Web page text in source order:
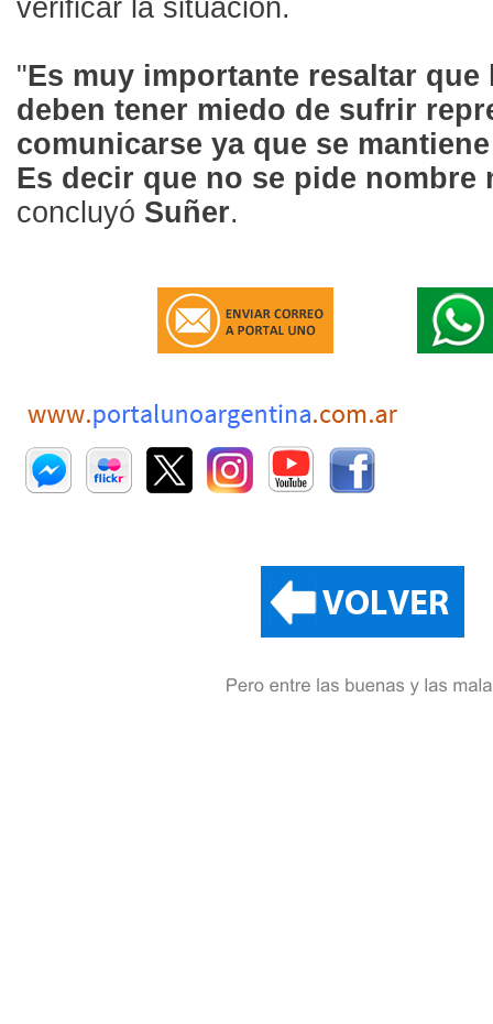
verificar la situación.
"Es muy importante resaltar
deben tener miedo de sufrir
comunicarse ya que se
Es decir que no se pide nombre
concluyó Suñer.